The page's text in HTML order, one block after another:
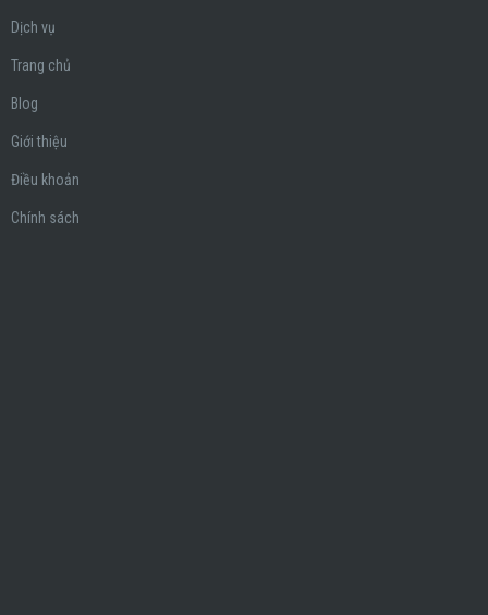
Dịch vụ
Trang chủ
Blog
Giới thiệu
Điều khoản
Chính sách